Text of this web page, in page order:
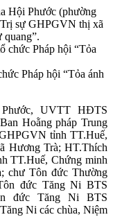
Hội Phước (phường
sự GHPGVN thị xã
quang”.
Pháp hội “Tỏa ánh
UVTT HĐTS
Hoằng pháp Trung
tỉnh TT.Huế,
Hương Trà; HT.Thích
TT.Huế, Chứng minh
chư Tôn đức Thường
đức Tăng Ni BTS
đức Tăng Ni BTS
Ni các chùa, Niệm